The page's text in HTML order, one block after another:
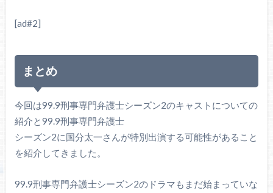
[ad#2]
まとめ
今回は99.9刑事専門弁護士シーズン2のキャストについての
紹介と99.9刑事専門弁護士
シーズン2に国分太一さんが特別出演する可能性があること
を紹介してきました。
99.9刑事専門弁護士シーズン2のドラマもまだ始まっていな